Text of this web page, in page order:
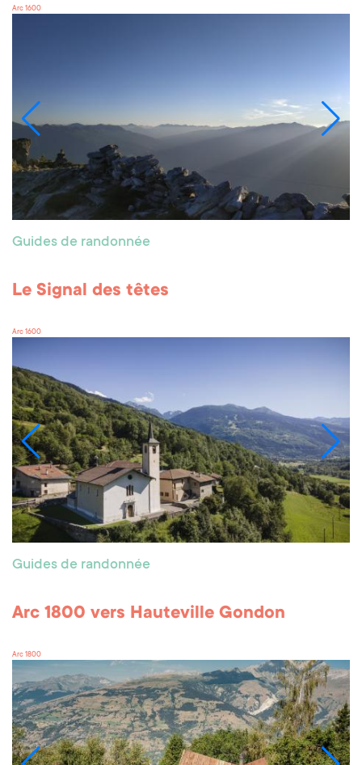
Arc 1600
Guides de randonnée
Le Signal des têtes
Arc 1600
Guides de randonnée
Arc 1800 vers Hauteville Gondon
Arc 1800